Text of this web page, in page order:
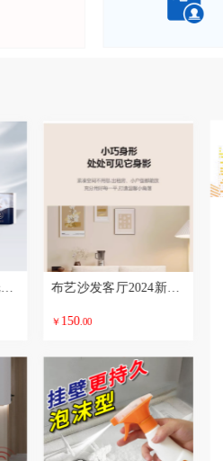
布艺沙发客厅2024新款单人豆腐块简约现代出租房双人小户型沙发椅
￥ 150.00